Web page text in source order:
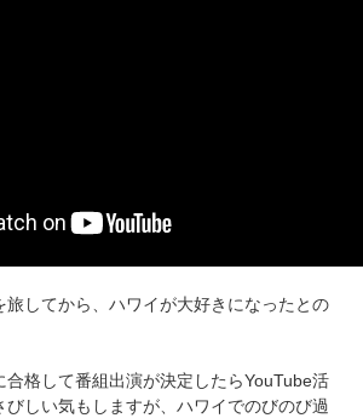
旅してから、ハワイが大好きになったとの
合格して番組出演が決定したらYouTube活
びしい気もしますが、ハワイでのびのび過